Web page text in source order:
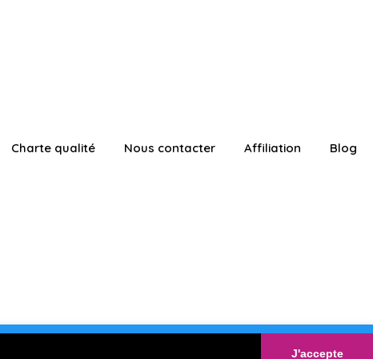
J'accepte
Charte qualité Nous contacter Affiliation Blog